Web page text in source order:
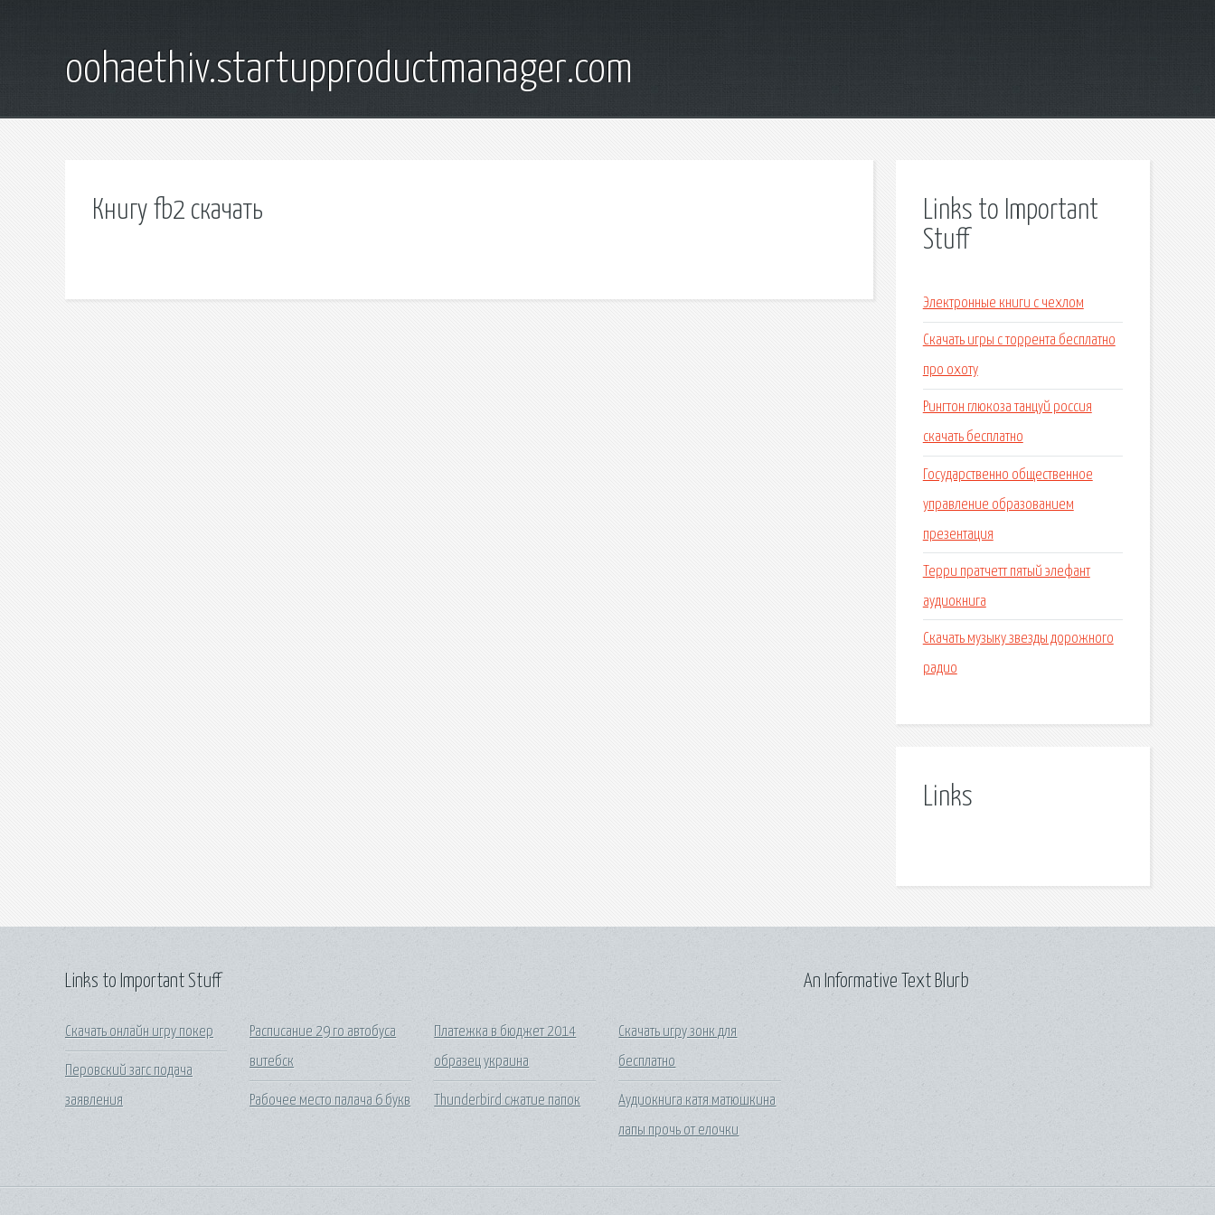
oohaethiv.startupproductmanager.com
Книгу fb2 скачать
Links to Important
Stuff
Электронные книги с чехлом
Скачать игры с торрента бесплатно
про охоту
Рингтон глюкоза танцуй россия
скачать бесплатно
Государственно общественное
управление образованием
презентация
Терри пратчетт пятый элефант
аудиокнига
Скачать музыку звезды дорожного
радио
Links
Links to Important Stuff
Скачать онлайн игру покер
Перовский загс подача
заявления
Расписание 29 го автобуса
витебск
Рабочее место палача 6 букв
Платежка в бюджет 2014
образец украина
Thunderbird сжатие папок
Скачать игру зонк для
бесплатно
Аудиокнига катя матюшкина
лапы прочь от елочки
An Informative Text Blurb